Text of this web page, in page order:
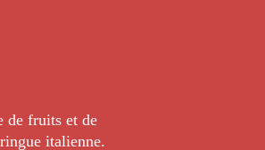
de fruits et de
italienne.